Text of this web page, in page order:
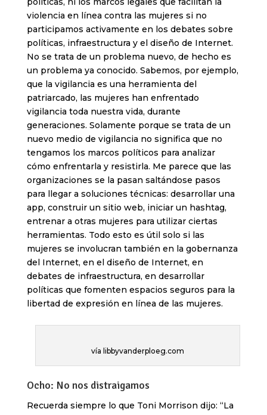
violencia en línea contra las mujeres si no
participamos activamente en los debates sobre
políticas, infraestructura y el diseño de Internet.
No se trata de un problema nuevo, de hecho es
un problema ya conocido. Sabemos, por ejemplo,
que la vigilancia es una herramienta del
patriarcado, las mujeres han enfrentado
vigilancia toda nuestra vida, durante
generaciones. Solamente porque se trata de un
nuevo medio de vigilancia no significa que no
tengamos los marcos políticos para analizar
cómo enfrentarla y resistirla. Me parece que las
organizaciones se la pasan saltándose pasos
para llegar a soluciones técnicas: desarrollar una
app, construir un sitio web, iniciar un hashtag,
entrenar a otras mujeres para utilizar ciertas
herramientas. Todo esto es útil solo si las
mujeres se involucran también en la gobernanza
del Internet, en el diseño de Internet, en
debates de infraestructura, en desarrollar
políticas que fomenten espacios seguros para la
libertad de expresión en línea de las mujeres.
vía libbyvanderploeg.com
Ocho: No nos distraigamos
Recuerda siempre lo que Toni Morrison dijo: “La